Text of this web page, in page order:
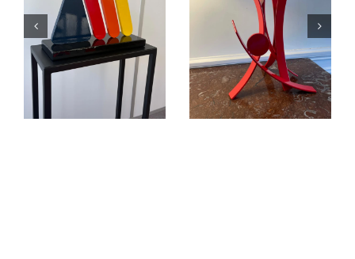
Éruption
jaillissement
rouge
Sculptures
« L’équilibre
dans le Cosmos.
C’est la fête !… »
Sculptures